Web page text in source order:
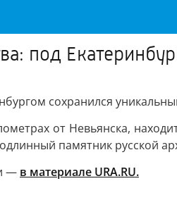
под
сохранился
от Невьянска,
памятник русской
— в материале URA.RU.